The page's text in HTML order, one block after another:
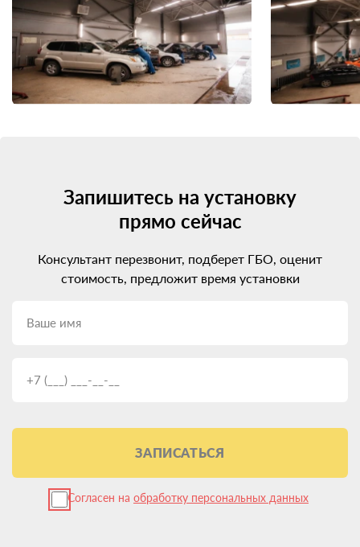
Запишитесь на установку
прямо сейчас
Консультант перезвонит, подберет ГБО, оценит
стоимость, предложит время установки
ЗАПИСАТЬСЯ
Согласен на обработку персональных данных